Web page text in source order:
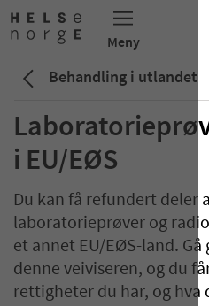
Behandling i utlandet
i EU/EØS
Du kan få refundert deler
laboratorieprøver og
et annet EU/EØS-land.
denne veiviseren, og du
rettigheter du har, og hva